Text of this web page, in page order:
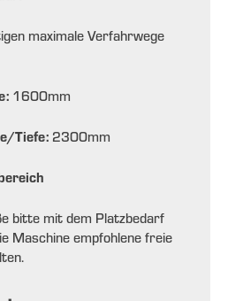
maximale Verfahrwege
1600mm
Tiefe: 2300mm
bitte mit dem Platzbedarf
Maschine empfohlene freie